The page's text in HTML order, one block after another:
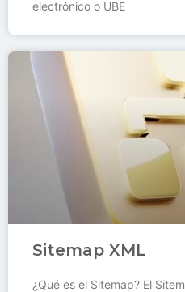
electrónico o UBE
Sitemap XML
¿Qué es el Sitemap? El